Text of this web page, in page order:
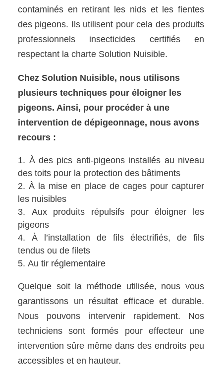
contaminés en retirant les nids et les fientes
des pigeons. Ils utilisent pour cela des produits
professionnels insecticides certifiés en
respectant la charte Solution Nuisible.
Chez Solution Nuisible, nous utilisons
plusieurs techniques pour éloigner les
pigeons. Ainsi, pour procéder à une
intervention de dépigeonnage, nous avons
recours :
À des pics anti-pigeons installés au niveau
des toits pour la protection des bâtiments
À la mise en place de cages pour capturer
les nuisibles
Aux produits répulsifs pour éloigner les
pigeons
À l’installation de fils électrifiés, de fils
tendus ou de filets
Au tir réglementaire
Quelque soit la méthode utilisée, nous vous
garantissons un résultat efficace et durable.
Nous pouvons intervenir rapidement. Nos
techniciens sont formés pour effecteur une
intervention sûre même dans des endroits peu
accessibles et en hauteur.